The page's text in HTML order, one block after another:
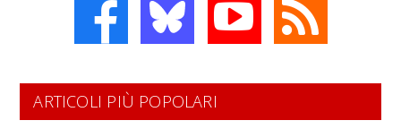
ARTICOLI PIÙ POPOLARI